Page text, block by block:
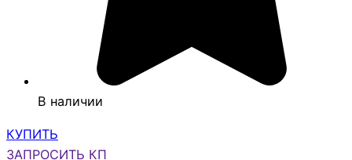
В наличии
КУПИТЬ
ЗАПРОСИТЬ КП